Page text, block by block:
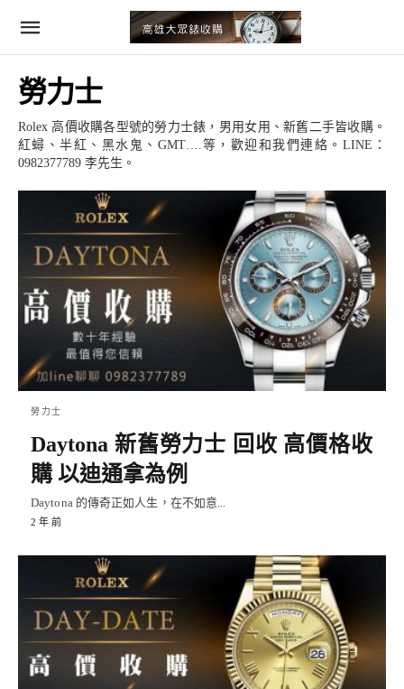
勞力士
Rolex 高價收購各型號的勞力士錶，男用女用、新舊二手皆收購。
紅蟳、半紅、黑水鬼、GMT….等，歡迎和我們連絡。LINE：
0982377789 李先生。
勞力士
Daytona 新舊勞力士 回收 高價格收
購 以迪通拿為例
Daytona 的傳奇正如人生，在不如意...
2 年 前